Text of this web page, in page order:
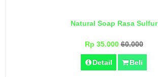
Natural Soap Rasa Sulfur
Rp 35.00060.000
Detail Beli